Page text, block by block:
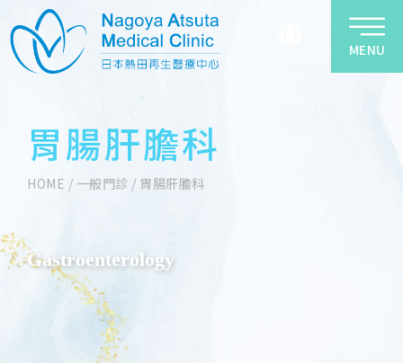
MENU
胃腸肝膽科
Gastroenterology
HOME / 一般門診 / 胃腸肝膽科